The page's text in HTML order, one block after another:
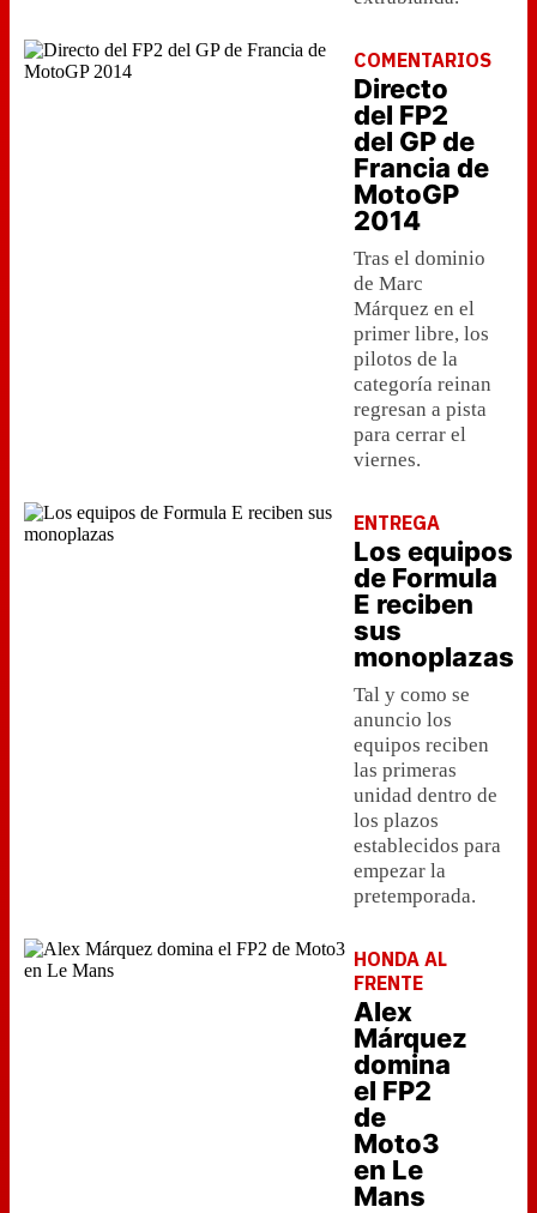
COMENTARIOS
Directo
del FP2
del GP de
Francia de
MotoGP
2014
Tras el dominio
de Marc
Márquez en el
primer libre, los
pilotos de la
categoría reinan
regresan a pista
para cerrar el
viernes.
ENTREGA
Los equipos
de Formula
E reciben
sus
monoplazas
Tal y como se
anuncio los
equipos reciben
las primeras
unidad dentro de
los plazos
establecidos para
empezar la
pretemporada.
HONDA AL
FRENTE
Alex
Márquez
domina
el FP2
de
Moto3
en Le
Mans